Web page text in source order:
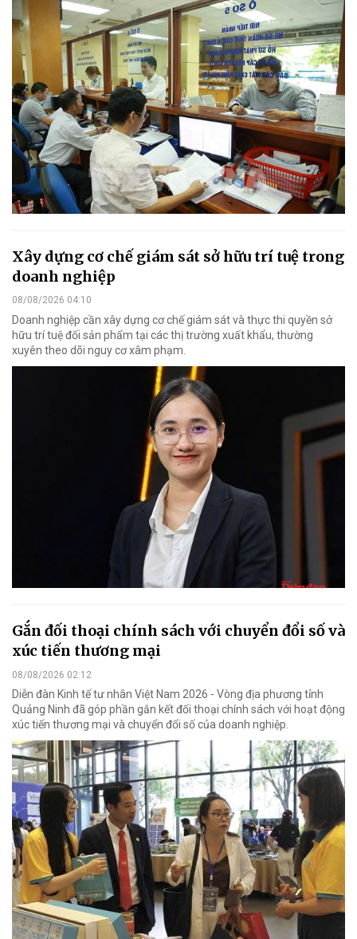
Xây dựng cơ chế giám sát sở hữu trí tuệ trong
doanh nghiệp
08/08/2026 04:10
Doanh nghiệp cần xây dựng cơ chế giám sát và thực thi quyền sở
hữu trí tuệ đối sản phẩm tại các thị trường xuất khẩu, thường
xuyên theo dõi nguy cơ xâm phạm.
Gắn đối thoại chính sách với chuyển đổi số và
xúc tiến thương mại
08/08/2026 02:12
Diễn đàn Kinh tế tư nhân Việt Nam 2026 - Vòng địa phương tỉnh
Quảng Ninh đã góp phần gắn kết đối thoại chính sách với hoạt động
xúc tiến thương mại và chuyển đổi số của doanh nghiệp.